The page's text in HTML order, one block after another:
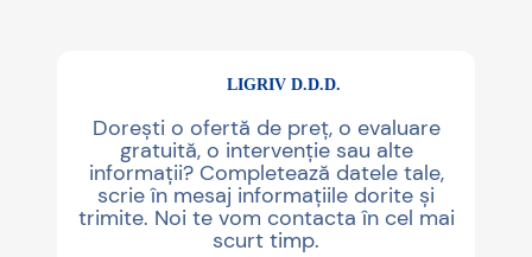
LIGRIV D.D.D.
Dorești o ofertă de preț, o evaluare
gratuită, o intervenție sau alte
informații? Completează datele tale,
scrie în mesaj informațiile dorite și
trimite. Noi te vom contacta în cel mai
scurt timp.